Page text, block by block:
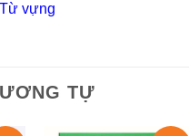
vựng
TỰ